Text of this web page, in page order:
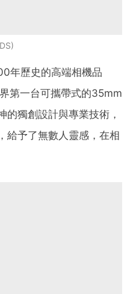
年歷史的高端相機品
第一台可攜帶式的35mm
的獨創設計與專業技術，
給予了無數人靈感，在相